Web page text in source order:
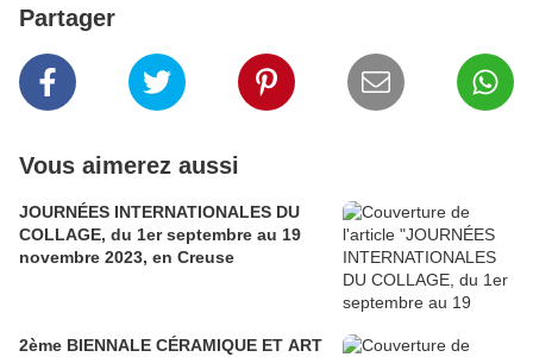
Partager
Vous aimerez aussi
JOURNÉES INTERNATIONALES DU
COLLAGE, du 1er septembre au 19
novembre 2023, en Creuse
2ème BIENNALE CÉRAMIQUE ET ART